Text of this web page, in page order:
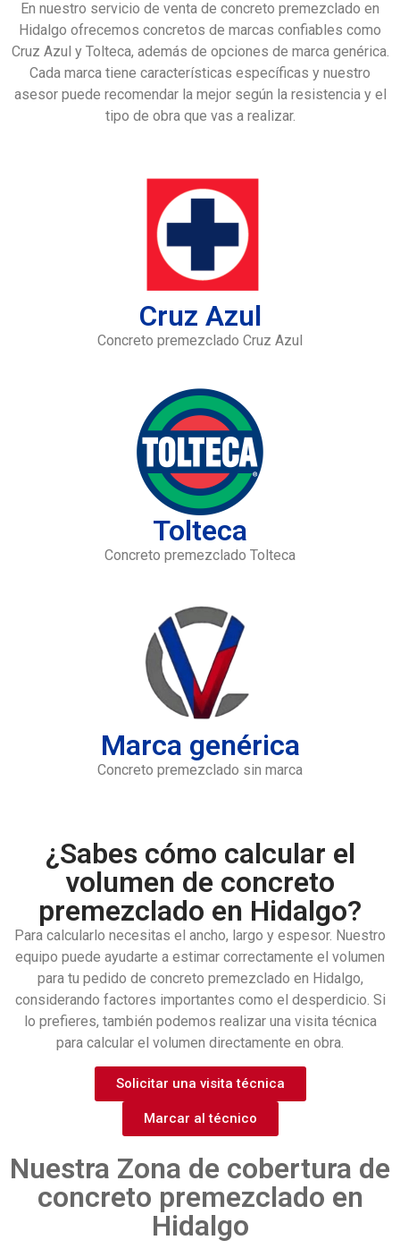
En nuestro servicio de venta de concreto premezclado en
Hidalgo ofrecemos concretos de marcas confiables como
Cruz Azul y Tolteca, además de opciones de marca genérica.
Cada marca tiene características específicas y nuestro
asesor puede recomendar la mejor según la resistencia y el
tipo de obra que vas a realizar.
Cruz Azul
Concreto premezclado Cruz Azul
Tolteca
Concreto premezclado Tolteca
Marca genérica
Concreto premezclado sin marca
¿Sabes cómo calcular el
volumen de concreto
premezclado en Hidalgo?
Para calcularlo necesitas el ancho, largo y espesor. Nuestro
equipo puede ayudarte a estimar correctamente el volumen
para tu pedido de concreto premezclado en Hidalgo,
considerando factores importantes como el desperdicio. Si
lo prefieres, también podemos realizar una visita técnica
para calcular el volumen directamente en obra.
Solicitar una visita técnica
Marcar al técnico
Nuestra Zona de cobertura de
concreto premezclado en
Hidalgo